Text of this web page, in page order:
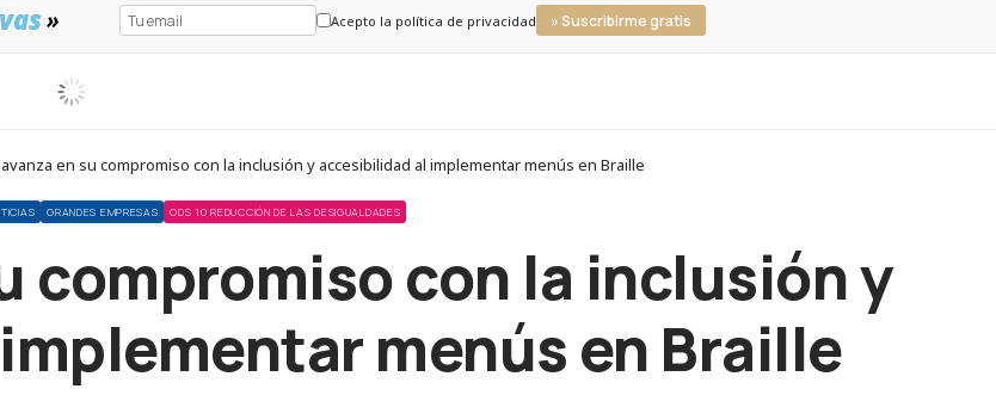
» Acepto la política de privacidad » Suscribirme gratis
en su compromiso con la inclusión y accesibilidad al implementar menús en Braille
GRANDES EMPRESAS ODS 10 REDUCCIÓN DE LAS DESIGUALDADES
compromiso con la inclusión y
menús en Braille